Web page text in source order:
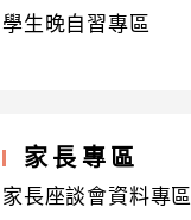
學生晚自習專區
家長專區
家長座談會資料專區